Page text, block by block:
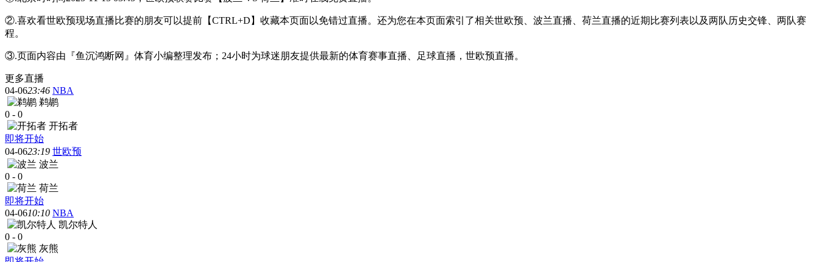
②.喜欢看世欧预现场直播比赛的朋友可以提前【CTRL+D】收藏本页面以免错过直播。还为您在本页面索引了相关世欧预、波兰直播、荷兰直播的近期比赛列表以及两队历史交锋、两队赛
程。
③.页面内容由『鱼沉鸿断网』体育小编整理发布；24小时为球迷朋友提供最新的体育赛事直播、足球直播，世欧预直播。
更多直播
04-0623:46 NBA
鹈鹕
0 - 0
开拓者
即将开始
04-0623:19 世欧预
波兰
0 - 0
荷兰
即将开始
04-0610:10 NBA
凯尔特人
0 - 0
灰熊